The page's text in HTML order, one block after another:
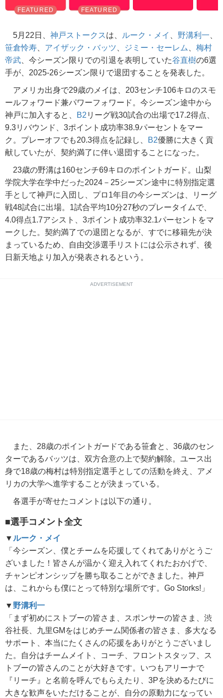
5月22日、 神戸ストークスは、 ルーク・メイ 野溝利一
笹倉怜寿
アイザック・バッツ ジミー・セーレム
梅村
帝武 、今シーズン限りでの引退を表明していた谷直樹の6選
手が、2025-26シーズン限りで退団することを発表した。
アメリカ出身で29歳のメイは、203センチ106キロのスモ
ールフォワード兼パワーフォワード。今シーズン途中から
神戸に加入すると、
B2 リーグ戦30試合の出場で17.2得点、
9.3リバウンド、3ポイント成功率38.9パーセントをマー
ク。プレーオフでも20.3得点を記録し、
B2優勝に大きく貢
献していたが、契約満了に伴い退団することになった。
23歳の野溝は160センチ69キロのポイントガード。山梨
学院大学在学中だった2024－25シーズン途中に特別指定選
手として神戸に入団し、プロ1年目の今シーズンは、リーグ
戦48試合に出場。1試合平均10分27秒のプレータイムで、
4.0得点1.7アシスト、3ポイント成功率32.1パーセントをマ
ークした。契約満了での退団となるが、すでに移籍先が決
まっているため、自由交渉選手リストには公示されず、後
日新天地より加入が発表されるという。
ADVERTISEMENT
また、28歳のポイントガードである笹倉と、36歳のセン
ターであるバッツは、双方合意の上で契約解除。ユース出
身で18歳の梅村は特別指定選手としての活動を終え、アメ
リカの大学へ進学することが決まっている。
各選手が寄せたコメントは以下の通り。
■選手コメント全文
▼ ルーク・メイ
「今シーズン、僕とチームを応援してくれてありがとうご
ざいました！皆さんが温かく迎え入れてくれたおかげで、
チャンピオンシップを勝ち取ることができました。神戸
は、これからも僕にとって特別な場所です。Go Storks!」
▼ 野溝利一
「まず初めにストブーの皆さま、スポンサーの皆さま、渋
谷社長、九里GMをはじめチーム関係者の皆さま、多大なる
サポート、本当にたくさんの応援をありがとうございまし
た。自分はチームメイト、コーチ、フロントスタッフ、ス
トブーの皆さんのことが大好きです。いつもアリーナで
『リーチ』と名前を呼んでもらえたり、3Pを決めるたびに
大きな歓声をいただけることが、自分の原動力になってい